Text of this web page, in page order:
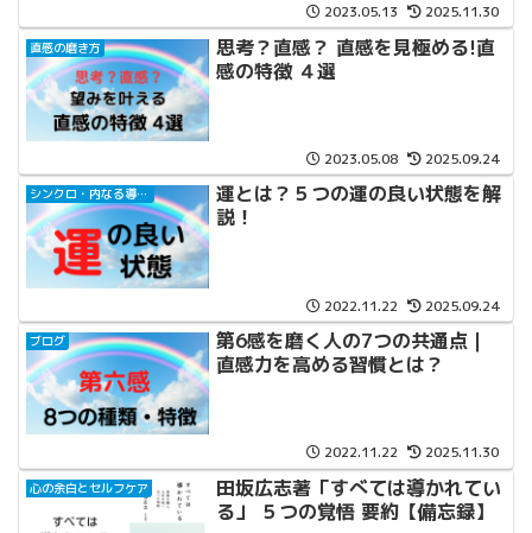
2023.05.13 2025.11.30
直感の磨き方
思考？直感？ 直感を見極める!直
感の特徴 ４選
2023.05.08 2025.09.24
シンクロ・内なる導きの気づき方
運とは？５つの運の良い状態を解
説！
2022.11.22 2025.09.24
ブログ
第6感を磨く人の7つの共通点｜
直感力を高める習慣とは？
2022.11.22 2025.11.30
心の余白とセルフケア
田坂広志著「すべては導かれてい
る」 ５つの覚悟 要約【備忘録】